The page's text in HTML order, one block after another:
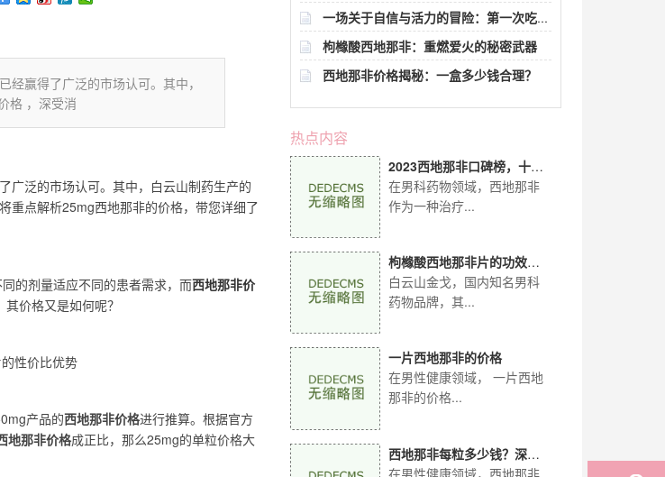
赢得了广泛的市场认可。其中，
格 ，深受消
广泛的市场认可。其中，白云山制药生产的
重点解析25mg西地那非的价格，带您详细了
的剂量适应不同的患者需求，而西地那非价
价格又是如何呢？
产品的西地那非价格进行推算。根据官方
地那非价格成正比，那么25mg的单粒价格大
看吧！一场关于自信与活力的冒险：第一次吃金
戈能带来什么？
枸橼酸西地那非：重燃爱火的秘密武器
西地那非价格揭秘：一盒多少钱合理？
热点内容
2023西地那非口碑榜，十大
品牌实力比拼！
在男科药物领域，西地那非
作为一种治疗...
枸橼酸西地那非片的功效：
全方位解读白云山金
白云山金戈，国内知名男科
药物品牌，其...
一片西地那非的价格
在男性健康领域， 一片西地
那非的价格...
西地那非每粒多少钱？深入
解析白云山金戈价格
在男性健康领域，西地那非